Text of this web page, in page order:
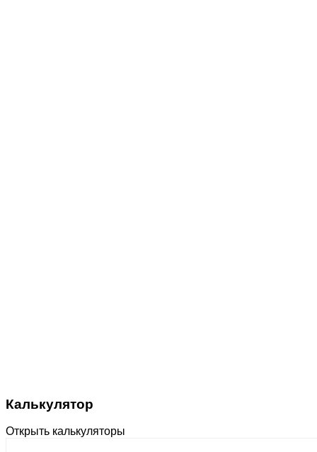
Калькулятор
Открыть калькуляторы